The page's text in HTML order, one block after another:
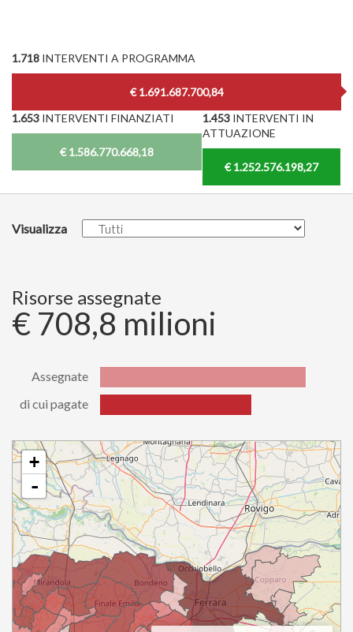
1.718 INTERVENTI A PROGRAMMA
€ 1.691.687.700,84
1.653 INTERVENTI FINANZIATI
€ 1.586.770.668,18
1.453 INTERVENTI IN
ATTUAZIONE
€ 1.252.576.198,27
Visualizza
Risorse assegnate
€ 708,8 milioni
Assegnate
di cui pagate
Assegnate708798225.83
di cui
pagate
520286777.04
+
-